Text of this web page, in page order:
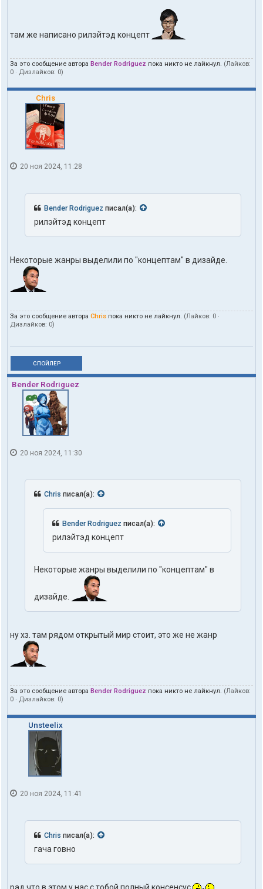
там же написано рилэйтэд концепт
За это сообщение автора Bender Rodriguez пока никто не лайкнул. (Лайков:
0 · Дизлайков: 0)
Chris
20 ноя 2024, 11:28
Bender Rodriguez писал(а):
рилэйтэд концепт
Некоторые жанры выделили по "концептам" в дизайде.
За это сообщение автора Chris пока никто не лайкнул. (Лайков: 0 ·
Дизлайков: 0)
СПОЙЛЕР
Bender Rodriguez
20 ноя 2024, 11:30
Chris писал(а):
Bender Rodriguez писал(а):
рилэйтэд концепт
Некоторые жанры выделили по "концептам" в
дизайде.
ну хз. там рядом открытый мир стоит, это же не жанр
За это сообщение автора Bender Rodriguez пока никто не лайкнул. (Лайков:
0 · Дизлайков: 0)
Unsteelix
20 ноя 2024, 11:41
Chris писал(а):
гача говно
рад что в этом у нас с тобой полный консенсус